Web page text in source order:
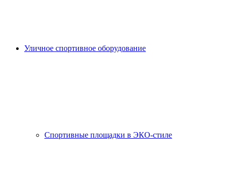
Уличное спортивное оборудование
Спортивные площадки в ЭКО-стиле